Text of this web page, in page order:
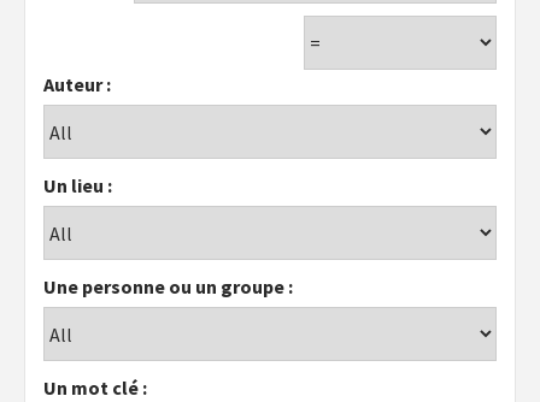
Auteur :
Un lieu :
Une personne ou un groupe :
Un mot clé :